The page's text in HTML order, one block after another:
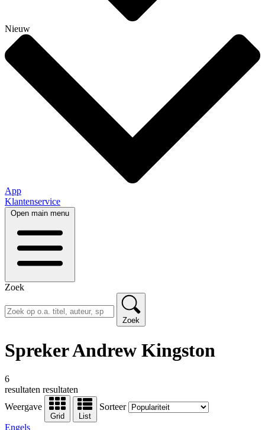
Nieuw
App
Klantenservice
Open main menu
Zoek
Zoek
Spreker Andrew Kingston
6
resultaten resultaten
Weergave
Grid List
Sorteer
Engels